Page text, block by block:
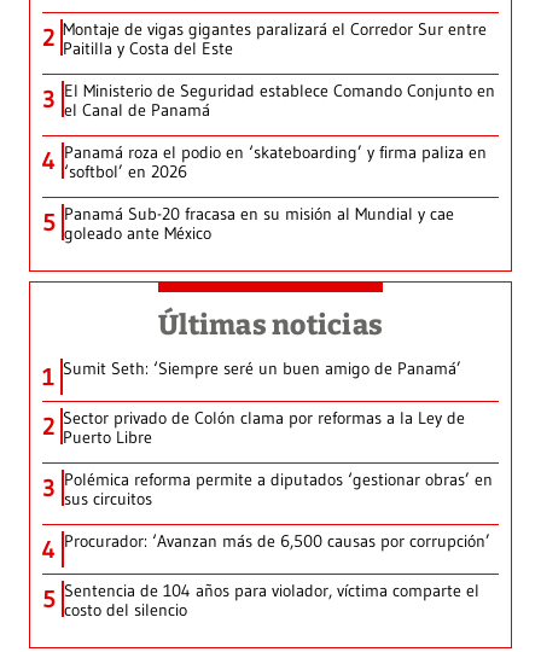
2 Montaje de vigas gigantes paralizará el Corredor Sur entre
Paitilla y Costa del Este
3 El Ministerio de Seguridad establece Comando Conjunto en
el Canal de Panamá
4 Panamá roza el podio en ‘skateboarding’ y firma paliza en
‘softbol’ en 2026
5 Panamá Sub-20 fracasa en su misión al Mundial y cae
goleado ante México
Últimas noticias
1 Sumit Seth: ‘Siempre seré un buen amigo de Panamá’
2 Sector privado de Colón clama por reformas a la Ley de
Puerto Libre
3 Polémica reforma permite a diputados ‘gestionar obras’ en
sus circuitos
4 Procurador: ‘Avanzan más de 6,500 causas por corrupción’
5 Sentencia de 104 años para violador, víctima comparte el
costo del silencio